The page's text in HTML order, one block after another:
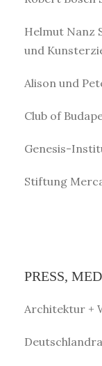
Helmut Nanz
und
Alison und
Club of
Genesis-
Stiftung
PRESS,
Architektur +